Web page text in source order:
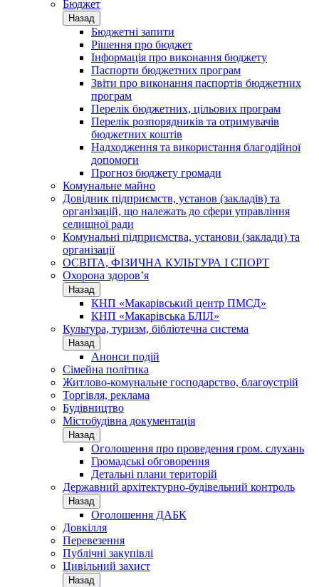
Бюджет
Назад
Бюджетні запити
Рішення про бюджет
Інформація про виконання бюджету
Паспорти бюджетних програм
Звіти про виконання паспортів бюджетних
програм
Перелік бюджетних, цільових програм
Перелік розпорядників та отримувачів
бюджетних коштів
Надходження та використання благодійної
допомоги
Прогноз бюджету громади
Комунальне майно
Довідник підприємств, установ (закладів) та
організацій, що належать до сфери управління
селищної ради
Комунальні підприємства, установи (заклади) та
організації
ОСВІТА, ФІЗИЧНА КУЛЬТУРА І СПОРТ
Охорона здоров’я
Назад
КНП «Макарівський центр ПМСД»
КНП «Макарівська БЛІЛ»
Культура, туризм, бібліотечна система
Назад
Анонси подій
Сімейна політика
Житлово-комунальне господарство, благоустрій
Торгівля, реклама
Будівництво
Містобудівна документація
Назад
Оголошення про проведення гром. слухань
Громадські обговорення
Детальні плани територій
Державний архітектурно-будівельний контроль
Назад
Оголошення ДАБК
Довкілля
Перевезення
Публічні закупівлі
Цивільний захист
Назад